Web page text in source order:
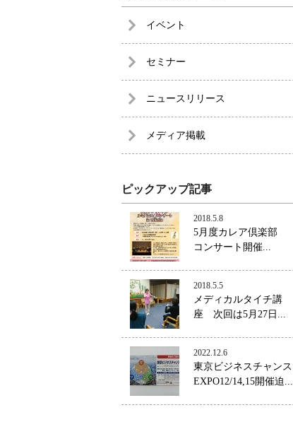
イベント
セミナー
ニュースリリース
メディア掲載
ピックアップ記事
2018.5.8
5月度カレア倶楽部
コンサート開催...
2018.5.5
メディカルタイチ講
座 次回は5月27日...
2022.12.6
東京ビジネスチャンス
EXPO12/14,15開催迫...